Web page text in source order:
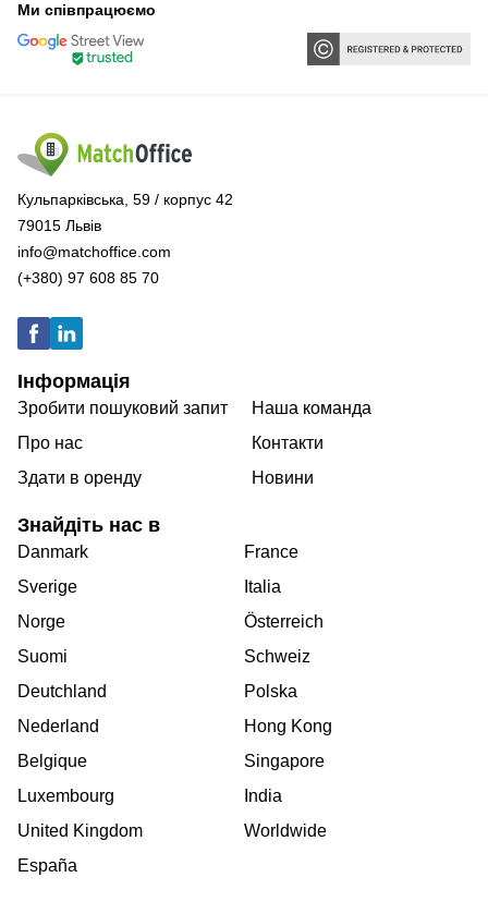
Ми співпрацюємо
Кульпарківська, 59 / корпус 42
79015 Львів
info@matchoffice.com
(+380) 97 608 85 70
Інформація
Зробити пошуковий запит
Про нас
Здати в оренду
Наша команда
Контакти
Новини
Знайдіть нас в
Danmark
Sverige
Norge
Suomi
Deutchland
Nederland
Belgique
Luxembourg
United Kingdom
España
France
Italia
Österreich
Schweiz
Polska
Hong Kong
Singapore
India
Worldwide